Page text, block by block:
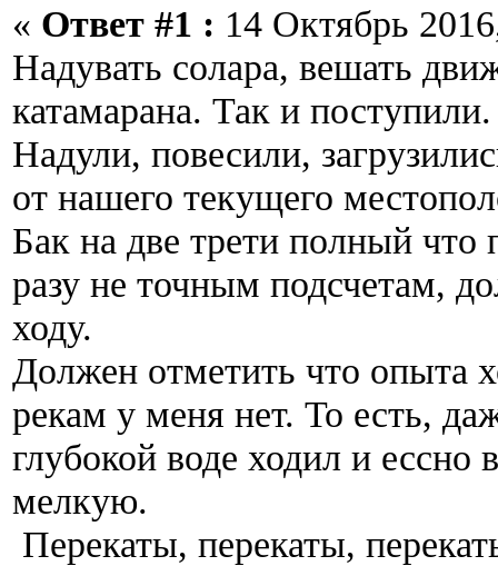
« Ответ #1 : 14 Октябрь
Надувать солара, вешать
катамарана. Так и поступили.
Надули, повесили,
от нашего текущего
Бак на две трети полный что
разу не точным подсчетам,
ходу.
Должен отметить что опыта
рекам у меня нет. То есть,
глубокой воде ходил и ессно
мелкую.
Перекаты, перекаты,